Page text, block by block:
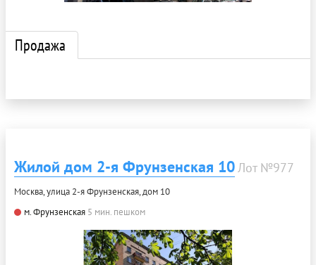
Продажа
Жилой дом 2-я Фрунзенская 10Лот №977
Москва, улица 2-я Фрунзенская, дом 10
м. Фрунзенская 5 мин. пешком